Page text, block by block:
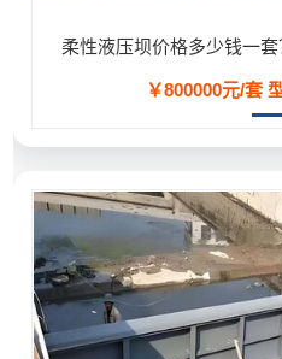
柔性液压坝价格多少钱一
￥800000元/套